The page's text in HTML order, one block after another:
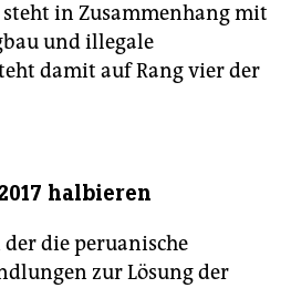
in Zusammenhang mit
und illegale
damit auf Rang vier der
halbieren
die peruanische
zur Lösung der